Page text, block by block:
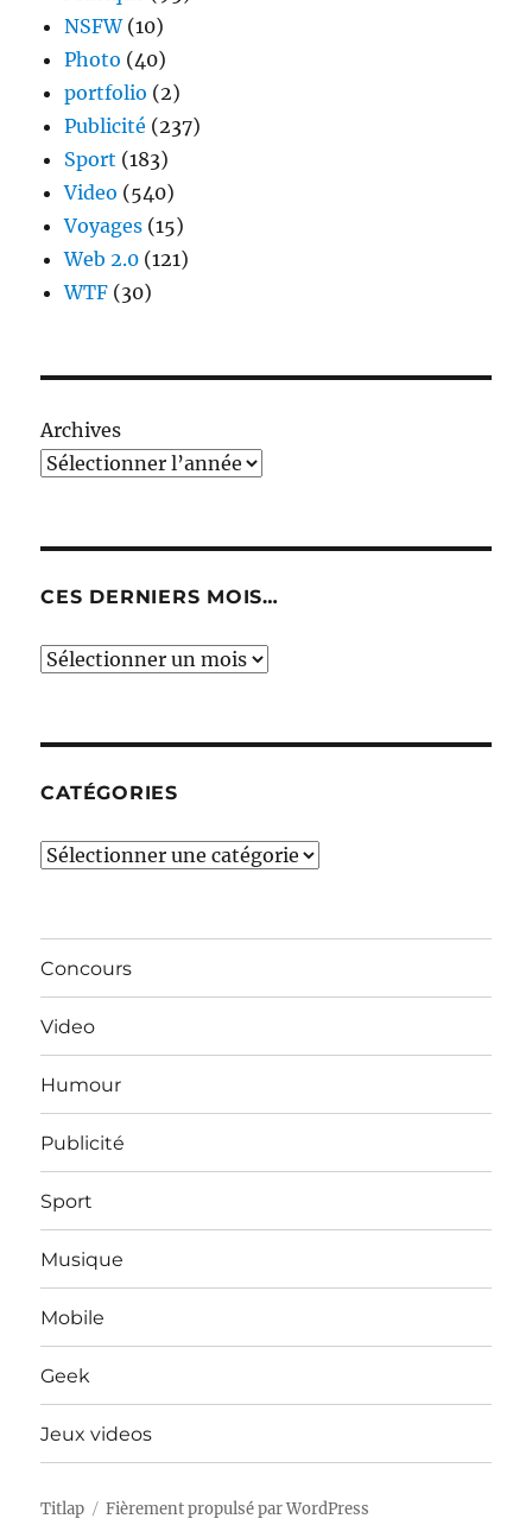
NSFW(10)
Photo (40)
portfolio (2)
Publicité (237)
Sport (183)
Video (540)
Voyages (15)
Web 2.0 (121)
WTF (30)
Archives
CES DERNIERS MOIS…
Ces
CATÉGORIES
Catégories
Concours
Video
Humour
Publicité
Sport
Musique
Mobile
Geek
Jeux videos
Titlap Fièrement propulsé par WordPress